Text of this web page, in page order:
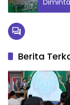
Berita